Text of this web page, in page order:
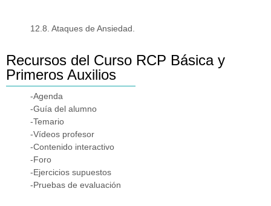
12.8. Ataques de Ansiedad.
Recursos del Curso RCP Básica y
Primeros Auxilios
-Agenda
-Guía del alumno
-Temario
-Vídeos profesor
-Contenido interactivo
-Foro
-Ejercicios supuestos
-Pruebas de evaluación